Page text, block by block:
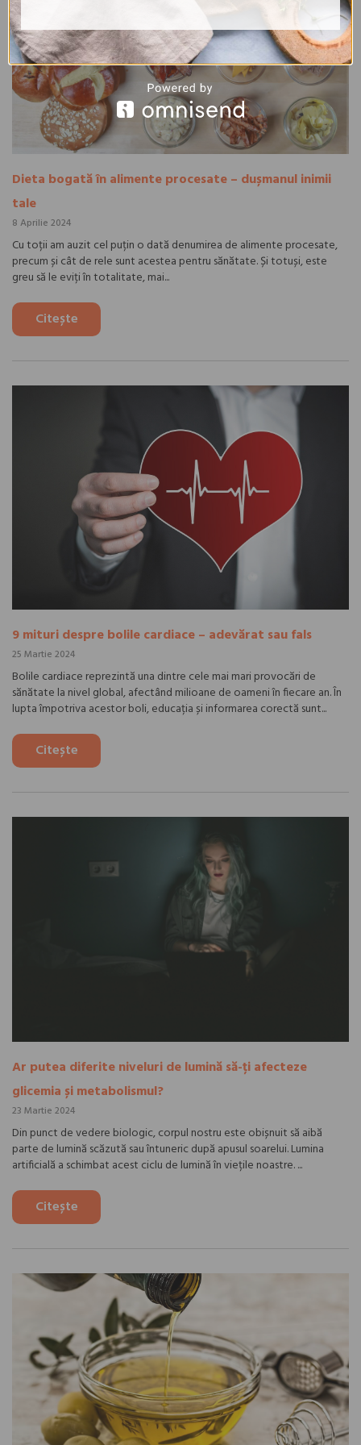
Dieta bogată în alimente procesate – dușmanul inimii
tale
8 Aprilie 2024
Cu toții am auzit cel puțin o dată denumirea de alimente procesate,
precum și cât de rele sunt acestea pentru sănătate. Și totuși, este
greu să le eviți în totalitate, mai...
Citește
9 mituri despre bolile cardiace – adevărat sau fals
25 Martie 2024
Bolile cardiace reprezintă una dintre cele mai mari provocări de
sănătate la nivel global, afectând milioane de oameni în fiecare an. În
lupta împotriva acestor boli, educația și informarea corectă sunt...
Citește
Ar putea diferite niveluri de lumină să-ți afecteze
glicemia și metabolismul?
23 Martie 2024
Din punct de vedere biologic, corpul nostru este obișnuit să aibă
parte de lumină scăzută sau întuneric după apusul soarelui. Lumina
artificială a schimbat acest ciclu de lumină în viețile noastre. ...
Citește